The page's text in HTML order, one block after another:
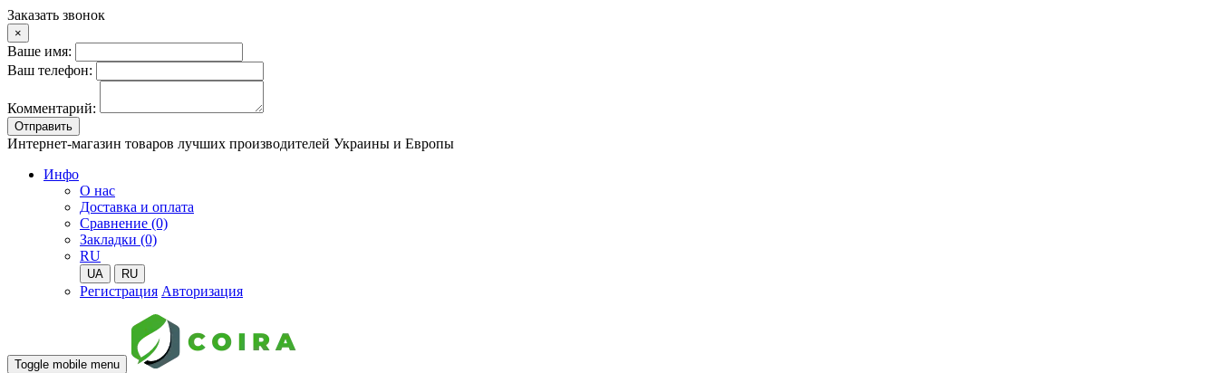
Заказать звонок
×
Ваше имя:
Ваш телефон:
Комментарий:
Отправить
Интернет-магазин товаров лучших производителей Украины и Европы
Инфо
О нас
Доставка и оплата
Сравнение (0)
Закладки (0)
RU
UA RU
Регистрация Авторизация
Toggle mobile menu